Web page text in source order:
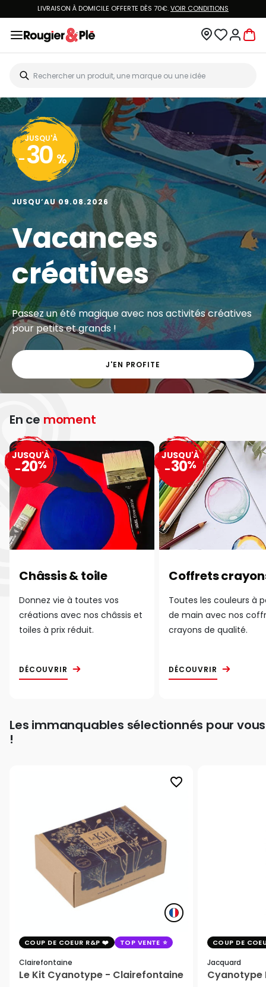
LIVRAISON À DOMICILE OFFERTE DÈS 70€.VOIR CONDITIONS
JUSQU'À
- 30 %
JUSQU’AU 09.08.2026
Vacances
créatives
Passez un été magique avec nos activités créatives
pour petits et grands !
J'EN PROFITE
En ce moment
Châssis & toile
Donnez vie à toutes vos
créations avec nos châssis et
toiles à prix réduit.
DÉCOUVRIR
JUSQU'À
-20%
Coffrets
Toutes les couleurs à
de main avec nos
crayons de qualité.
DÉCOUVRIR
JUSQU'À
-30%
Les immanquables sélectionnés pour vous
!
favorite_border
COUP DE COEUR R&P TOP VENTE
Clairefontaine
Le Kit Cyanotype - Clairefontaine
COUP DE
Jacquard
Cyanotype